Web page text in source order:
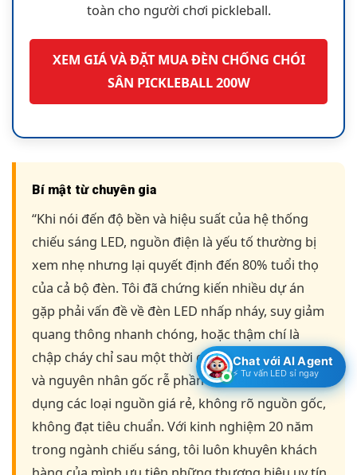
toàn cho người chơi pickleball.
XEM GIÁ VÀ ĐẶT MUA ĐÈN CHỐNG CHÓI
SÂN PICKLEBALL 200W
Bí mật từ chuyên gia
“Khi nói đến độ bền và hiệu suất của hệ thống
chiếu sáng LED, nguồn điện là yếu tố thường bị
xem nhẹ nhưng lại quyết định đến 80% tuổi thọ
của cả bộ đèn. Tôi đã chứng kiến nhiều dự án
gặp phải vấn đề về đèn LED nhấp nháy, suy giảm
quang thông nhanh chóng, hoặc thậm chí là
chập cháy chỉ sau một thời gian ngắn sử dụng,
và nguyên nhân gốc rễ phần lớn đến từ việc sử
dụng các loại nguồn giá rẻ, không rõ nguồn gốc,
không đạt tiêu chuẩn. Với kinh nghiệm 20 năm
trong ngành chiếu sáng, tôi luôn khuyên khách
Chat với AI Agent
⚡ Tư vấn LED sỉ ngay